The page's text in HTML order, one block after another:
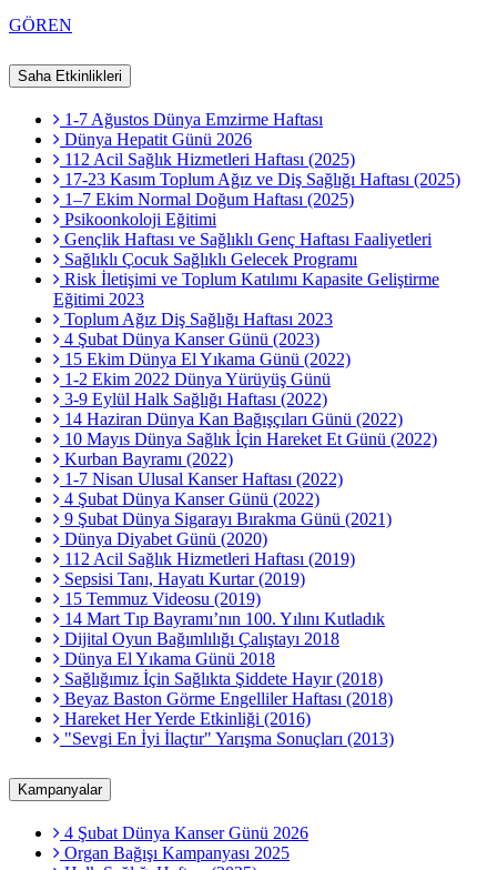
GÖREN
Saha Etkinlikleri
1-7 Ağustos Dünya Emzirme Haftası
Dünya Hepatit Günü 2026
112 Acil Sağlık Hizmetleri Haftası (2025)
17-23 Kasım Toplum Ağız ve Diş Sağlığı Haftası (2025)
1–7 Ekim Normal Doğum Haftası (2025)
Psikoonkoloji Eğitimi
Gençlik Haftası ve Sağlıklı Genç Haftası Faaliyetleri
Sağlıklı Çocuk Sağlıklı Gelecek Programı
Risk İletişimi ve Toplum Katılımı Kapasite Geliştirme
Eğitimi 2023
Toplum Ağız Diş Sağlığı Haftası 2023
4 Şubat Dünya Kanser Günü (2023)
15 Ekim Dünya El Yıkama Günü (2022)
1-2 Ekim 2022 Dünya Yürüyüş Günü
3-9 Eylül Halk Sağlığı Haftası (2022)
14 Haziran Dünya Kan Bağışçıları Günü (2022)
10 Mayıs Dünya Sağlık İçin Hareket Et Günü (2022)
Kurban Bayramı (2022)
1-7 Nisan Ulusal Kanser Haftası (2022)
4 Şubat Dünya Kanser Günü (2022)
9 Şubat Dünya Sigarayı Bırakma Günü (2021)
Dünya Diyabet Günü (2020)
112 Acil Sağlık Hizmetleri Haftası (2019)
Sepsisi Tanı, Hayatı Kurtar (2019)
15 Temmuz Videosu (2019)
14 Mart Tıp Bayramı’nın 100. Yılını Kutladık
Dijital Oyun Bağımlılığı Çalıştayı 2018
Dünya El Yıkama Günü 2018
Sağlığımız İçin Sağlıkta Şiddete Hayır (2018)
Beyaz Baston Görme Engelliler Haftası (2018)
Hareket Her Yerde Etkinliği (2016)
"Sevgi En İyi İlaçtır" Yarışma Sonuçları (2013)
Kampanyalar
4 Şubat Dünya Kanser Günü 2026
Organ Bağışı Kampanyası 2025